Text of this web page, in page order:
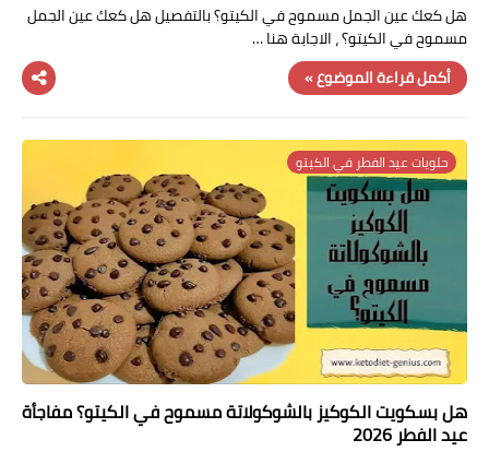
هل كعك عين الجمل مسموح في الكيتو؟ بالتفصيل هل كعك عين الجمل
مسموح في الكيتو؟ ، الاجابة هنا …
أكمل قراءة الموضوع »
حلويات عيد الفطر في الكيتو
هل بسكويت الكوكيز بالشوكولاتة مسموح في الكيتو؟ مفاجأة
عيد الفطر 2026